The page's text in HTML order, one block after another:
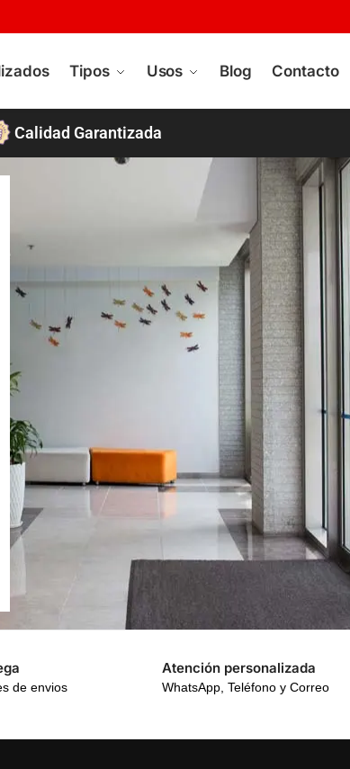
Tipos Usos Blog Contacto
Calidad Garantizada
de envios
Atención personalizada
WhatsApp, Teléfono y Correo